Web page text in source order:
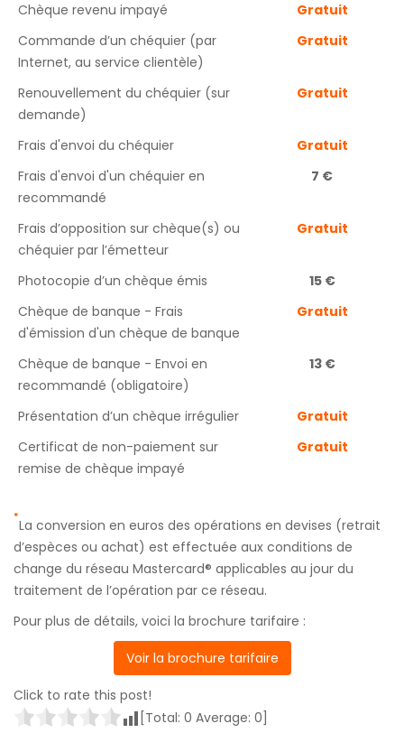
Chèque revenu impayé
Gratuit
Commande d’un chéquier (par
Internet, au service clientèle)
Gratuit
Renouvellement du chéquier (sur
demande)
Gratuit
Frais d'envoi du chéquier
Gratuit
Frais d'envoi d'un chéquier en
recommandé
7 €
Frais d’opposition sur chèque(s) ou
chéquier par l’émetteur
Gratuit
Photocopie d’un chèque émis
15 €
Chèque de banque - Frais
d'émission d'un chèque de banque
Gratuit
Chèque de banque - Envoi en
recommandé (obligatoire)
13 €
Présentation d’un chèque irrégulier
Gratuit
Certificat de non-paiement sur
remise de chèque impayé
Gratuit
*La conversion en euros des opérations en devises (retrait
d’espèces ou achat) est effectuée aux conditions de
change du réseau Mastercard® applicables au jour du
traitement de l’opération par ce réseau.
Pour plus de détails, voici la brochure tarifaire :
Voir la brochure tarifaire
Click to rate this post!
[Total: 0 Average: 0